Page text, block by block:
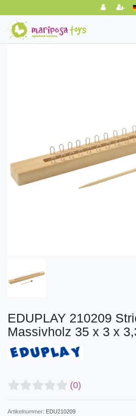
EDUPLAY 210209
Massivholz 35 x 3 x
(0)
Artikelnummer: EDU210209